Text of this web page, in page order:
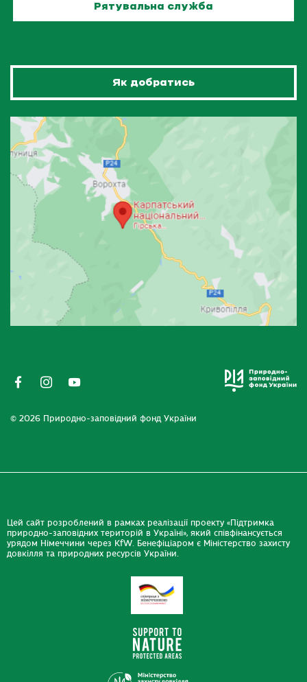
Рятувальна служба
Як добратись
© 2026 Природно-заповідний фонд України
Цей сайт розроблений в рамках реалізації проекту «Підтримка
природно-заповідних територій в Україні», який співфінансується
урядом Німеччини через KfW. Бенефіціаром є Міністерство захисту
довкілля та природних ресурсів України.